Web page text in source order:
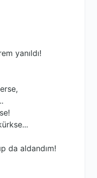
yanıldı!
da aldandım!